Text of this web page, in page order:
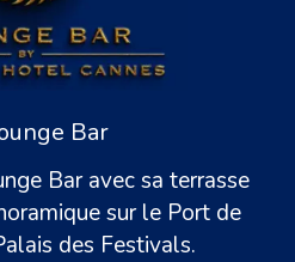
Bar
Bar avec sa terrasse
sur le Port de
des Festivals.